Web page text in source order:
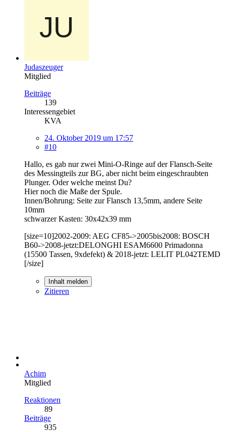
Judaszeuger
Mitglied
Beiträge
139
Interessengebiet
KVA
24. Oktober 2019 um 17:57
#10
Hallo, es gab nur zwei Mini-O-Ringe auf der Flansch-Seite
des Messingteils zur BG, aber nicht beim eingeschraubten
Plunger. Oder welche meinst Du?
Hier noch die Maße der Spule.
Innen/Bohrung: Seite zur Flansch 13,5mm, andere Seite
10mm
schwarzer Kasten: 30x42x39 mm
[size=10]2002-2009: AEG CF85->2005bis2008: BOSCH
B60->2008-jetzt:DELONGHI ESAM6600 Primadonna
(15500 Tassen, 9xdefekt) & 2018-jetzt: LELIT PL042TEMD
[/size]
Inhalt melden
Zitieren
Achim
Mitglied
Reaktionen
89
Beiträge
935